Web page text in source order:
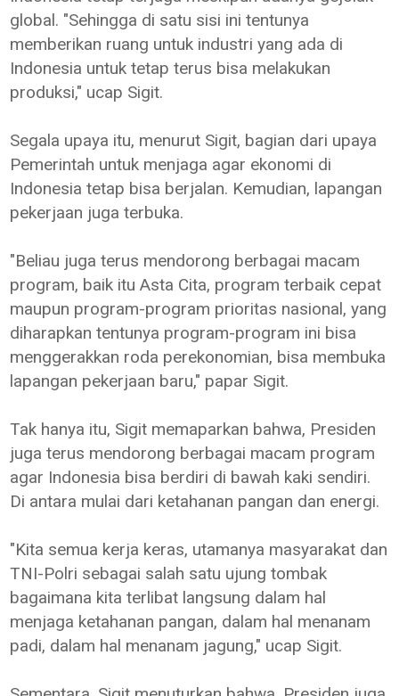
global. "Sehingga di satu sisi ini tentunya
memberikan ruang untuk industri yang ada di
Indonesia untuk tetap terus bisa melakukan
produksi," ucap Sigit.
Segala upaya itu, menurut Sigit, bagian dari upaya
Pemerintah untuk menjaga agar ekonomi di
Indonesia tetap bisa berjalan. Kemudian, lapangan
pekerjaan juga terbuka.
"Beliau juga terus mendorong berbagai macam
program, baik itu Asta Cita, program terbaik cepat
maupun program-program prioritas nasional, yang
diharapkan tentunya program-program ini bisa
menggerakkan roda perekonomian, bisa membuka
lapangan pekerjaan baru," papar Sigit.
Tak hanya itu, Sigit memaparkan bahwa, Presiden
juga terus mendorong berbagai macam program
agar Indonesia bisa berdiri di bawah kaki sendiri.
Di antara mulai dari ketahanan pangan dan energi.
"Kita semua kerja keras, utamanya masyarakat dan
TNI-Polri sebagai salah satu ujung tombak
bagaimana kita terlibat langsung dalam hal
menjaga ketahanan pangan, dalam hal menanam
padi, dalam hal menanam jagung," ucap Sigit.